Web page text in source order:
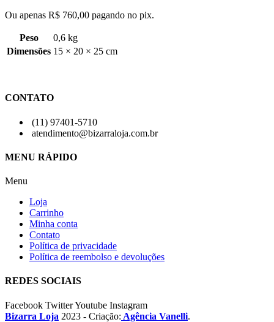
Ou apenas R$ 760,00 pagando no pix.
Peso
0,6 kg
Dimensões 15 × 20 × 25 cm
CONTATO
(11) 97401-5710
atendimento@bizarraloja.com.br
MENU RÁPIDO
Menu
Loja
Carrinho
Minha conta
Contato
Política de privacidade
Política de reembolso e devoluções
REDES SOCIAIS
Facebook TwitterYoutube Instagram
Bizarra Loja 2023 - Criação: Agência Vanelli.